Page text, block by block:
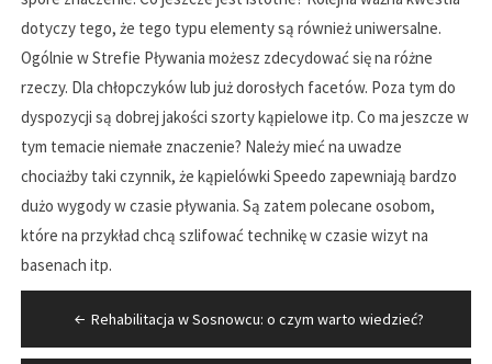
dotyczy tego, że tego typu elementy są również uniwersalne.
Ogólnie w Strefie Pływania możesz zdecydować się na różne
rzeczy. Dla chłopczyków lub już dorosłych facetów. Poza tym do
dyspozycji są dobrej jakości szorty kąpielowe itp. Co ma jeszcze w
tym temacie niemałe znaczenie? Należy mieć na uwadze
chociażby taki czynnik, że kąpielówki Speedo zapewniają bardzo
dużo wygody w czasie pływania. Są zatem polecane osobom,
które na przykład chcą szlifować technikę w czasie wizyt na
basenach itp.
Nawigacja
wpisu
Rehabilitacja w Sosnowcu: o czym warto wiedzieć?